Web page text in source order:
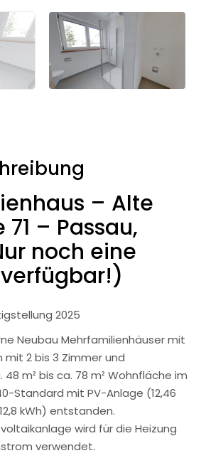
– Alte
– Passau,
noch eine
2025
Neubau Mehrfamilienhäuser mit
mit 2 bis 3 Zimmer und
m² bis ca. 78 m² Wohnfläche im
Standard mit PV-Anlage (12,46
kWh) entstanden.
wird für die Heizung
verwendet.